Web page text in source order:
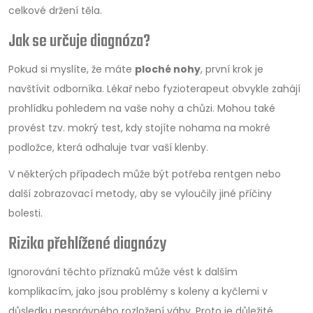
celkové držení těla.
Jak se určuje diagnóza?
Pokud si myslíte, že máte ploché nohy, první krok je
navštívit odborníka. Lékař nebo fyzioterapeut obvykle zahájí
prohlídku pohledem na vaše nohy a chůzi. Mohou také
provést tzv. mokrý test, kdy stojíte nohama na mokré
podložce, která odhaluje tvar vaší klenby.
V některých případech může být potřeba rentgen nebo
další zobrazovací metody, aby se vyloučily jiné příčiny
bolesti.
Rizika přehlížené diagnózy
Ignorování těchto příznaků může vést k dalším
komplikacím, jako jsou problémy s koleny a kyčlemi v